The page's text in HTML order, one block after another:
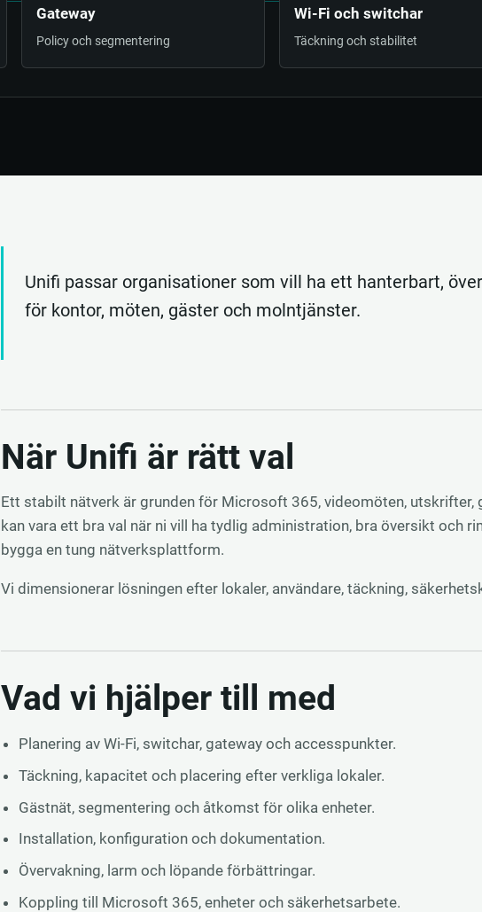
Gateway
Policy och segmentering
Wi-Fi och switchar
Täckning och stabilitet
Unifi passar organisationer som vill ha ett hanterbart,
för kontor, möten, gäster och molntjänster.
När Unifi är rätt val
Ett stabilt nätverk är grunden för Microsoft 365, videomöten, utskrifter,
kan vara ett bra val när ni vill ha tydlig administration, bra översikt och
bygga en tung nätverksplattform.
Vi dimensionerar lösningen efter lokaler, användare, täckning,
Vad vi hjälper till med
Planering av Wi-Fi, switchar, gateway och accesspunkter.
Täckning, kapacitet och placering efter verkliga lokaler.
Gästnät, segmentering och åtkomst för olika enheter.
Installation, konfiguration och dokumentation.
Övervakning, larm och löpande förbättringar.
Koppling till Microsoft 365, enheter och säkerhetsarbete.